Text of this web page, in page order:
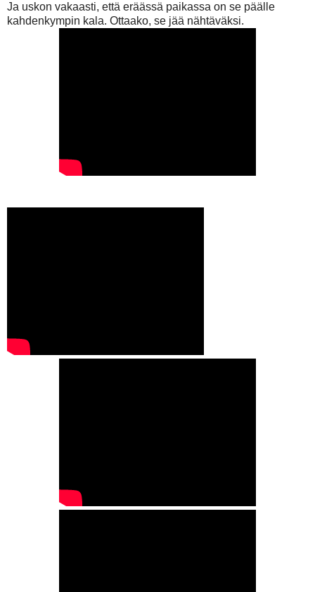
Ja uskon vakaasti, että eräässä paikassa on se päälle
kahdenkympin kala. Ottaako, se jää nähtäväksi.